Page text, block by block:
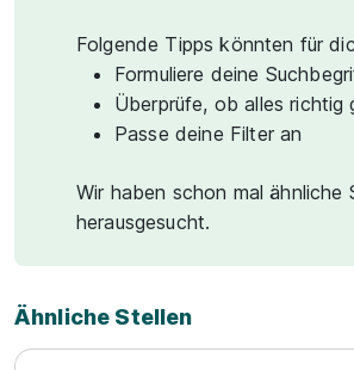
Folgende Tipps könnten für
Formuliere deine
Überprüfe, ob alles richtig
Passe deine Filter an
Wir haben schon mal ähnliche
herausgesucht.
Ähnliche Stellen